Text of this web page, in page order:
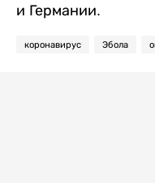
и Германии.
коронавирус Эбола